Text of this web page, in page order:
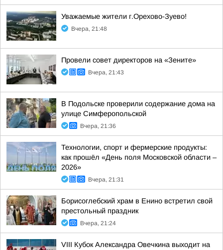
Уважаемые жители г.Орехово-Зуево!
Вчера, 21:48
Провели совет директоров на «Зените»
Вчера, 21:43
В Подольске проверили содержание дома на
улице Симферопольской
Вчера, 21:36
Технологии, спорт и фермерские продукты:
как прошёл «День поля Московской области –
2026»
Вчера, 21:31
Борисоглебский храм в Енино встретил свой
престольный праздник
Вчера, 21:24
VIII Кубок Александра Овечкина выходит на